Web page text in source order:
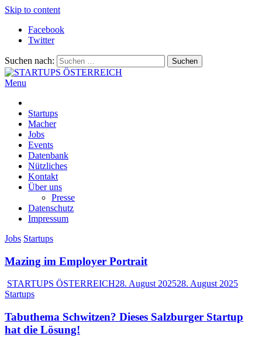
Skip to content
Facebook
Twitter
Suchen nach:
STARTUPS ÖSTERREICH
Menu
Startups
Macher
Jobs
Events
Datenbank
Nützliches
Kontakt
Über uns
Presse
Datenschutz
Impressum
Jobs Startups
Mazing im Employer Portrait
STARTUPS ÖSTERREICH28. August 202528. August 2025
Startups
Tabuthema Schwitzen? Dieses Salzburger Startup
hat die Lösung!